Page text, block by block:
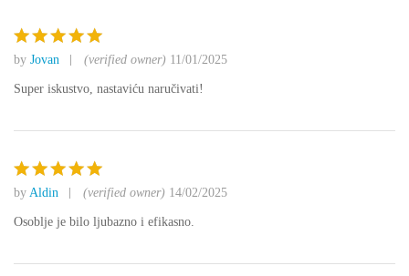
Ocjenjeno
5od 5
by Jovan (verified owner) 11/01/2025
Super iskustvo, nastaviću naručivati!
Ocjenjeno
5od 5
by Aldin (verified owner) 14/02/2025
Osoblje je bilo ljubazno i efikasno.